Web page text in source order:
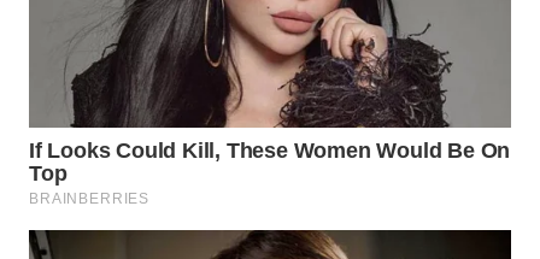
BOGOR
WN
DEPOK
TAPANULI